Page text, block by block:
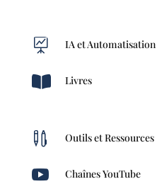
 IA et Automatisation
 Livres
 Outils et Ressources
 Chaînes YouTube